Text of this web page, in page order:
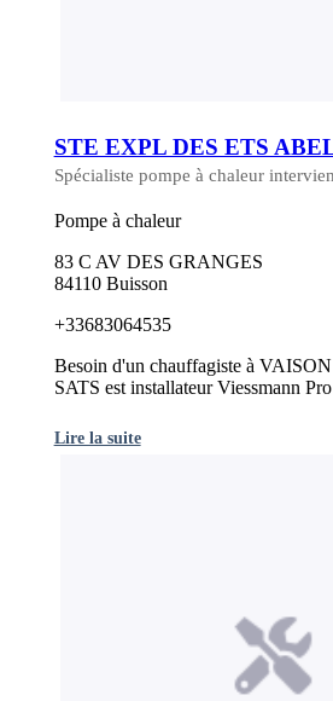
STE EXPL DES ETS
Spécialiste pompe à chaleur
Pompe à chaleur
83 C AV DES GRANGES
84110 Buisson
+33683064535
Besoin d'un chauffagiste à
SATS est installateur Viessmann
Lire la suite